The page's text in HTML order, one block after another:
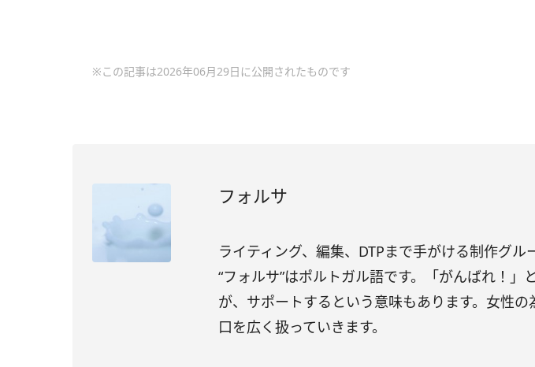
※この記事は2026年06月29日に公開されたものです
フォルサ
ライティング、編集、DTPまで手がける制作グル
“フォルサ”はポルトガル語です。「がんばれ！」
が、サポートするという意味もあります。女性の
口を広く扱っていきます。